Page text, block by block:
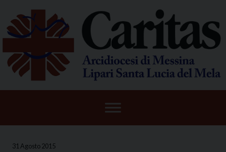
content
31 Agosto 2015